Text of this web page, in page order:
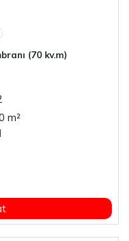
(70 kv.m)
m²